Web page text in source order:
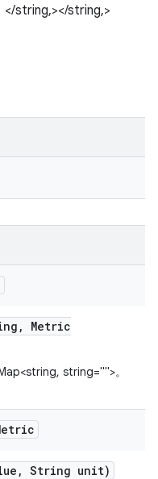
string,></string,>
,
Metric
string="">。
, String unit)